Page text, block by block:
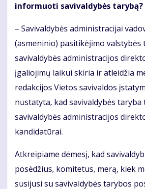
informuoti savivaldybės tarybą?
– Savivaldybės administracijai
(asmeninio) pasitikėjimo valstybės
savivaldybės administracijos
įgaliojimų laikui skiria ir atleidžia
redakcijos Vietos savivaldos
nustatyta, kad savivaldybės
savivaldybės administracijos
kandidatūrai.
Atkreipiame dėmesį, kad
posėdžius, komitetus, merą, kiek
susijusi su savivaldybės tarybos